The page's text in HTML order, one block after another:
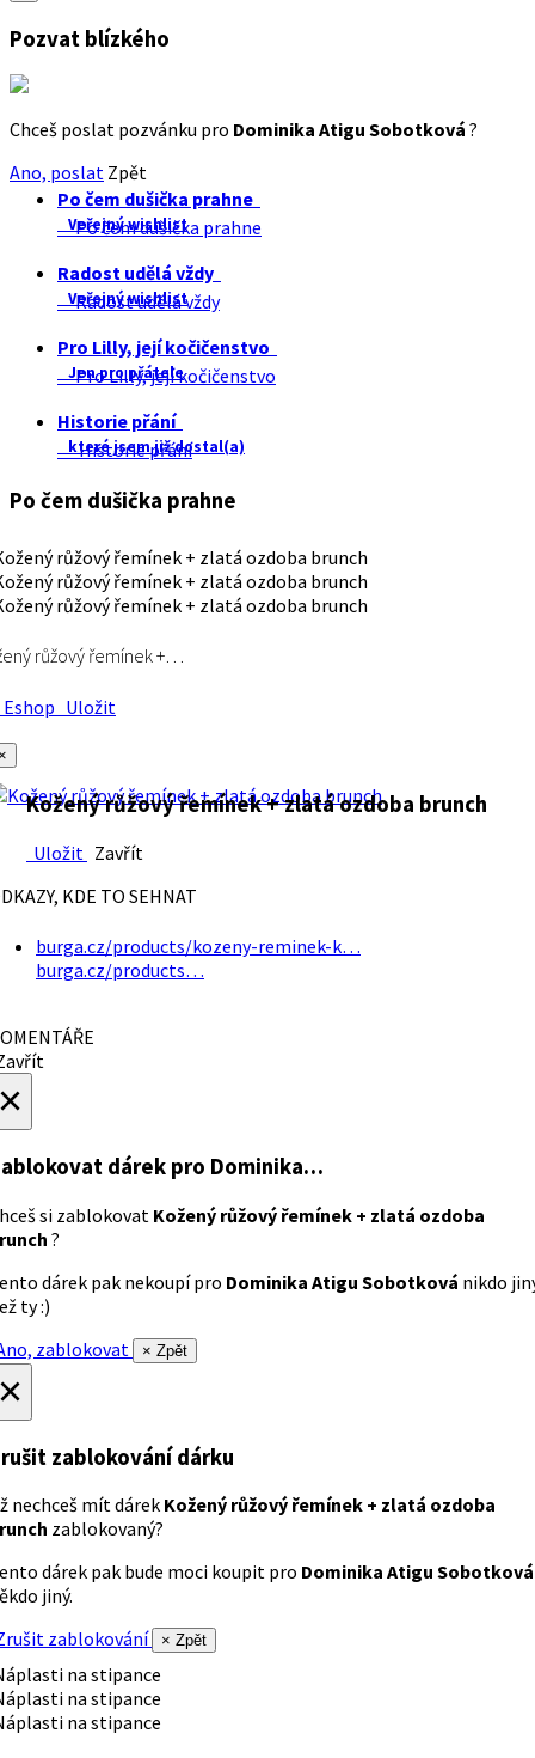
Pozvat blízkého
Chceš poslat pozvánku pro Dominika Atigu Sobotková ?
Ano, poslat Zpět
Po čem dušička prahne
Veřejný wishlist
Po čem dušička prahne
Radost udělá vždy
Veřejný wishlist
Radost udělá vždy
Pro Lilly, její kočičenstvo
Jen pro přátele
Pro Lilly, její kočičenstvo
Historie přání
které jsem již dostal(a)
Historie přání
Po čem dušička prahne
růžový řemínek +…
Uložit
Kožený růžový řemínek + zlatá ozdoba brunch
Uložit Zavřít
KDE TO SEHNAT
burga.cz/products/kozeny-reminek-k…
burga.cz/products…
dárek pro Dominika…
si zablokovat Kožený růžový řemínek + zlatá ozdoba
?
dárek pak nekoupí pro Dominika Atigu Sobotková nikdo
ty :)
zablokovat
× Zpět
zablokování dárku
nechceš mít dárek Kožený růžový řemínek + zlatá ozdoba
zablokovaný?
dárek pak bude moci koupit pro Dominika Atigu Sobotková
jiný.
zablokování
× Zpět